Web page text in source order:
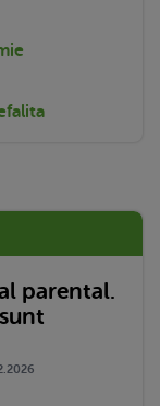
parental.